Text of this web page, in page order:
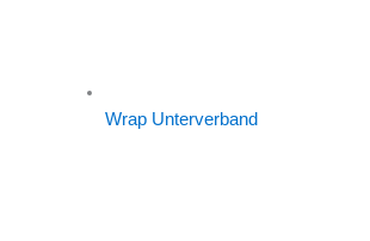
Wrap Unterverband